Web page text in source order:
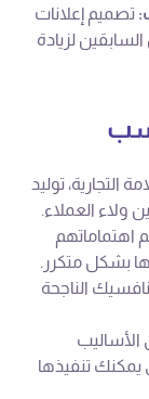
تصميم إعلانات
لزيادة
التجارية، توليد
ولاء العملاء.
اهتماماتهم
بشكل متكرر.
الناجحة
الأساليب
يمكنك تنفيذها